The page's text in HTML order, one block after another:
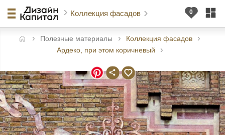
Коллекция фасадов
Полезные материалы
Коллекция фасадов
Ардеко, при этом коричневый